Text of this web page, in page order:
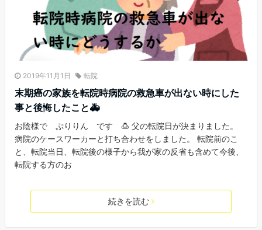
2019年11月1日 転院
末期癌の家族を転院時病院の救急車が出ない時にした
事と後悔したこと🚑
お陰様で ぷりりん です 🍮 父の転院日が決まりました。
病院のケースワーカーと打ち合わせをしました。 転院前のこ
と、転院当日、転院後の様子から我が家の反省も含めて今後、
転院する方のお
続きを読む